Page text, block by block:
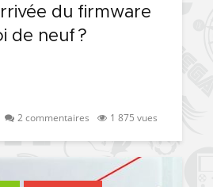
du firmware
de neuf ?
2 commentaires 1 875 vues